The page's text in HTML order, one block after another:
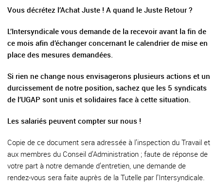
Vous décrétez l’Achat Juste ! A quand le Juste Retour ?
L’Intersyndicale vous demande de la recevoir avant la fin de
ce mois afin d’échanger concernant le calendrier de mise en
place des mesures demandées.
Si rien ne change nous envisagerons plusieurs actions et un
durcissement de notre position, sachez que les 5 syndicats
de l’UGAP sont unis et solidaires face à cette situation.
Les salariés peuvent compter sur nous !
Copie de ce document sera adressée à l’inspection du Travail et
aux membres du Conseil d’Administration ; faute de réponse de
votre part à notre demande d’entretien, une demande de
rendez-vous sera faite auprès de la Tutelle par l’Intersyndicale.